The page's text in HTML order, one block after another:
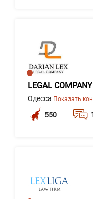
LEGAL
Одесса Показать
550